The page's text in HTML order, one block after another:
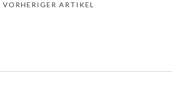
VORHERIGER ARTIKEL